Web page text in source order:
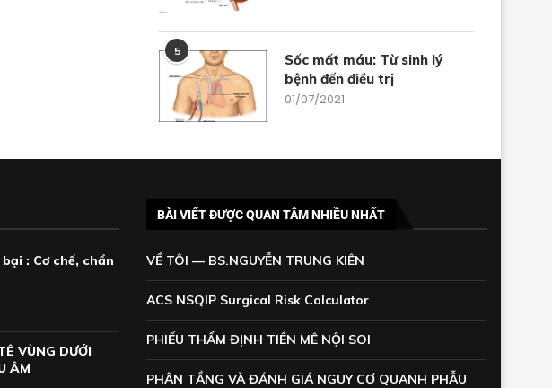
5
Sốc mất máu: Từ sinh lý
bệnh đến điều trị
01/07/2021
: Cơ chế, chẩn
VÙNG DƯỚI
ÂM
BÀI VIẾT ĐƯỢC QUAN TÂM NHIỀU NHẤT
VỀ TÔI — BS.NGUYỄN TRUNG KIÊN
ACS NSQIP Surgical Risk Calculator
PHIẾU THẨM ĐỊNH TIỀN MÊ NỘI SOI
PHÂN TẦNG VÀ ĐÁNH GIÁ NGUY CƠ QUANH PHẪU